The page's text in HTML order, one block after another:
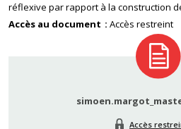
réflexive par rapport à la construction
Accès au document
Accès restreint
Accès